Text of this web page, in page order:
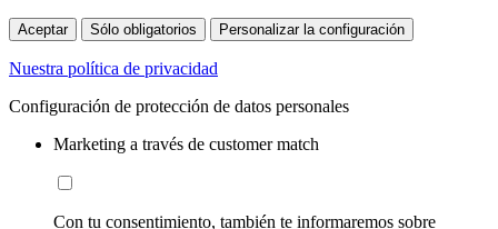
Aceptar Sólo obligatorios Personalizar la configuración
Nuestra política de privacidad
Configuración de protección de datos personales
Marketing a través de customer match
Con tu consentimiento, también te informaremos sobre